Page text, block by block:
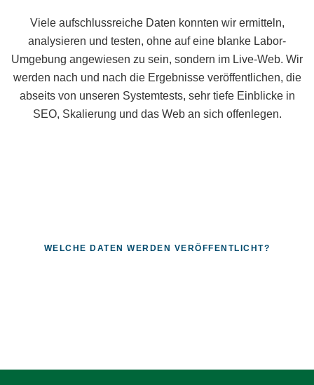
Viele aufschlussreiche Daten konnten wir ermitteln,
analysieren und testen, ohne auf eine blanke Labor-
Umgebung angewiesen zu sein, sondern im Live-Web. Wir
werden nach und nach die Ergebnisse veröffentlichen, die
abseits von unseren Systemtests, sehr tiefe Einblicke in
SEO, Skalierung und das Web an sich offenlegen.
WELCHE DATEN WERDEN VERÖFFENTLICHT?